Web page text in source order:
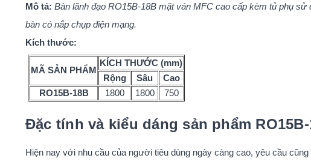
Mô tả: Bàn lãnh đạo RO15B-18B mặt ván MFC cao cấp kèm tủ phụ
bàn có nắp chụp điện mạng.
Kích thước:
MÃ SẢN PHẨM
KÍCH THƯỚC (mm)
Rộng
Sâu
Cao
RO15B-18B
1800 1800 750
Đặc tính và kiểu dáng sản phẩm RO15B-
Hiện nay với nhu cầu của người tiêu dùng ngày càng cao, yêu cầu